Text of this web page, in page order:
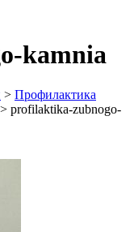
kamnia
> Профилактика
> profilaktika-zubnogo-